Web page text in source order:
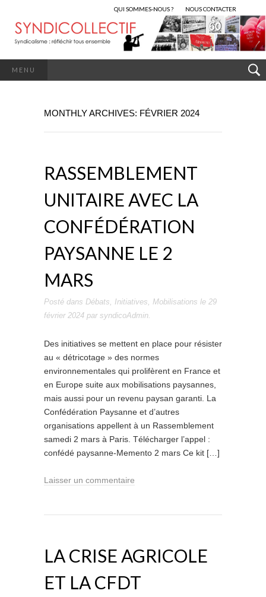
QUI SOMMES-NOUS ? NOUS CONTACTER
MENU
MONTHLY ARCHIVES: FÉVRIER 2024
RASSEMBLEMENT
UNITAIRE AVEC LA
CONFÉDÉRATION
PAYSANNE LE 2
MARS
Posté dans Débats, Initiatives, Mobilisations le 29
février 2024 par syndicoAdmin.
Des initiatives se mettent en place pour résister
au « détricotage » des normes
environnementales qui prolifèrent en France et
en Europe suite aux mobilisations paysannes,
mais aussi pour un revenu paysan garanti. La
Confédération Paysanne et d’autres
organisations appellent à un Rassemblement
samedi 2 mars à Paris. Télécharger l’appel :
confédé paysanne-Memento 2 mars Ce kit […]
Laisser un commentaire
LA CRISE AGRICOLE
ET LA CFDT